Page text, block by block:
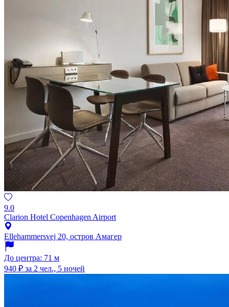
9.0
Clarion Hotel Copenhagen Airport
Ellehammersvej 20, остров Амагер
До центра: 71 м
940 ₽ за 2 чел., 5 ночей